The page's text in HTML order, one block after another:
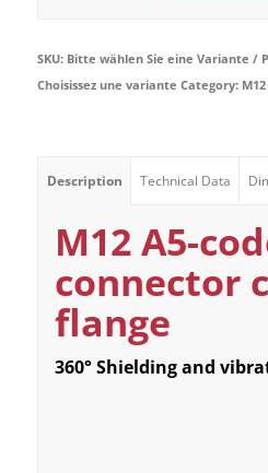
SKU: Bitte wählen Sie eine Variante /
Choisissez une variante Category:
Description Technical Data
M12 A5-
connector
flange
360° Shielding and